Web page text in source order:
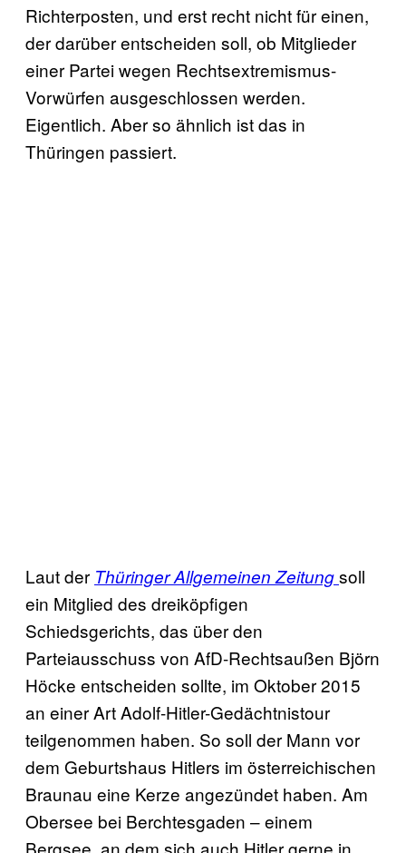
Richterposten, und erst recht nicht für einen,
der darüber entscheiden soll, ob Mitglieder
einer Partei wegen Rechtsextremismus-
Vorwürfen ausgeschlossen werden.
Eigentlich. Aber so ähnlich ist das in
Thüringen passiert.
Laut der Thüringer Allgemeinen Zeitungsoll
ein Mitglied des dreiköpfigen
Schiedsgerichts, das über den
Parteiausschuss von AfD-Rechtsaußen Björn
Höcke entscheiden sollte, im Oktober 2015
an einer Art Adolf-Hitler-Gedächtnistour
teilgenommen haben. So soll der Mann vor
dem Geburtshaus Hitlers im österreichischen
Braunau eine Kerze angezündet haben. Am
Obersee bei Berchtesgaden – einem
Bergsee, an dem sich auch Hitler gerne in